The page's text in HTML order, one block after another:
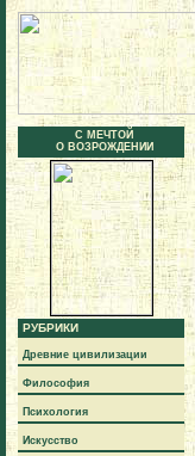
С МЕЧТОЙ
О ВОЗРОЖДЕНИИ
РУБРИКИ
Древние цивилизации
Философия
Психология
Искусство